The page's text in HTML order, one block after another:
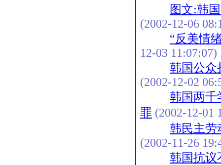
图文:韩
(2002-12-06
“反美情
12-03 11:07:07)
韩国公众
(2002-12-02
韩国两千
罪 (2002-12-01
韩民主劳
(2002-11-26
韩国抗议